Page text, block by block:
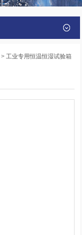
> 工业专用恒温恒湿试验箱